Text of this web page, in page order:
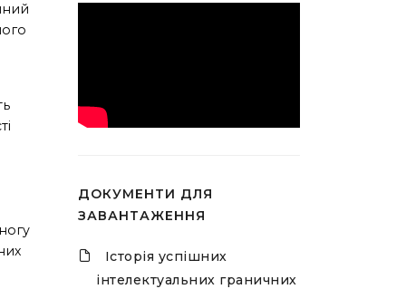
ДОКУМЕНТИ ДЛЯ
ЗАВАНТАЖЕННЯ
Історія успішних
інтелектуальних граничних